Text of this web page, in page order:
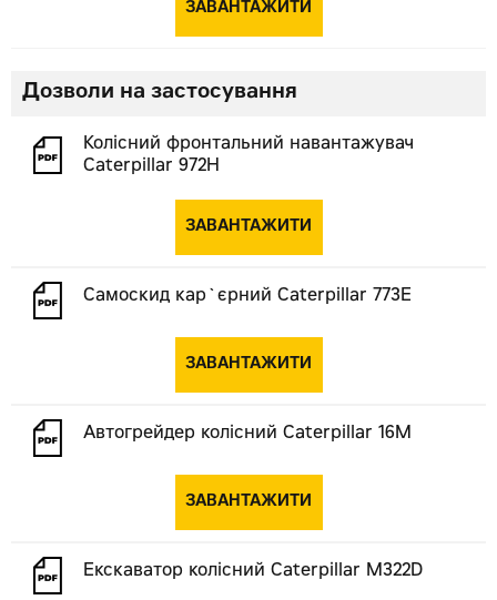
ЗАВАНТАЖИТИ
Дозволи на застосування
Колісний фронтальний навантажувач
Caterpillar 972Н
ЗАВАНТАЖИТИ
Самоскид кар`єрний Caterpillar 773E
ЗАВАНТАЖИТИ
Автогрейдер колісний Caterpillar 16М
ЗАВАНТАЖИТИ
Екскаватор колісний Caterpillar М322D